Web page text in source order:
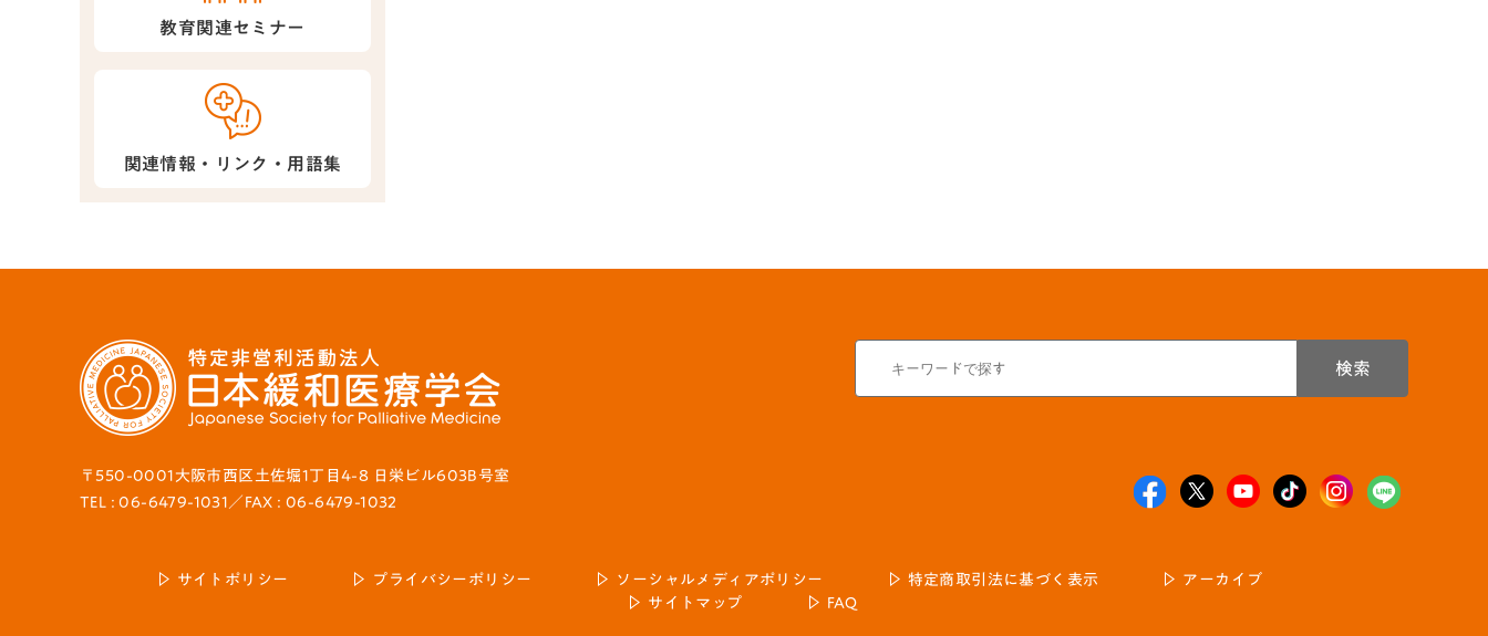
教育関連セミナー
関連情報・リンク・用語集
〒550-0001大阪市西区土佐堀1丁目4-8 日栄ビル603B号室
TEL : 06-6479-1031／FAX : 06-6479-1032
検索
サイトポリシー プライバシーポリシー ソーシャルメディアポリシー 特定商取引法に基づく表示
アーカイブ
サイトマップ
FAQ